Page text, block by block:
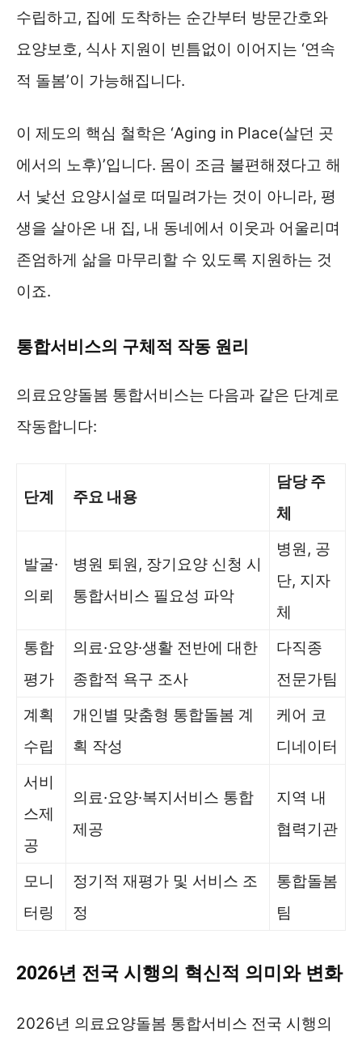
수립하고, 집에 도착하는 순간부터 방문간호와
요양보호, 식사 지원이 빈틈없이 이어지는 ‘연속
적 돌봄’이 가능해집니다.
이 제도의 핵심 철학은 ‘Aging in Place(살던 곳
에서의 노후)’입니다. 몸이 조금 불편해졌다고 해
서 낯선 요양시설로 떠밀려가는 것이 아니라, 평
생을 살아온 내 집, 내 동네에서 이웃과 어울리며
존엄하게 삶을 마무리할 수 있도록 지원하는 것
이죠.
통합서비스의 구체적 작동 원리
의료요양돌봄 통합서비스는 다음과 같은 단계로
작동합니다:
단계 주요 내용
담당 주
체
발굴·
의뢰
병원 퇴원, 장기요양 신청 시
통합서비스 필요성 파악
병원, 공
단, 지자
체
통합
평가
의료·요양·생활 전반에 대한
종합적 욕구 조사
다직종
전문가팀
계획
수립
개인별 맞춤형 통합돌봄 계
획 작성
케어 코
디네이터
서비
스제
공
의료·요양·복지서비스 통합
제공
지역 내
협력기관
모니
터링
정기적 재평가 및 서비스 조
정
통합돌봄
팀
2026년 전국 시행의 혁신적 의미와 변화
2026년 의료요양돌봄 통합서비스 전국 시행의